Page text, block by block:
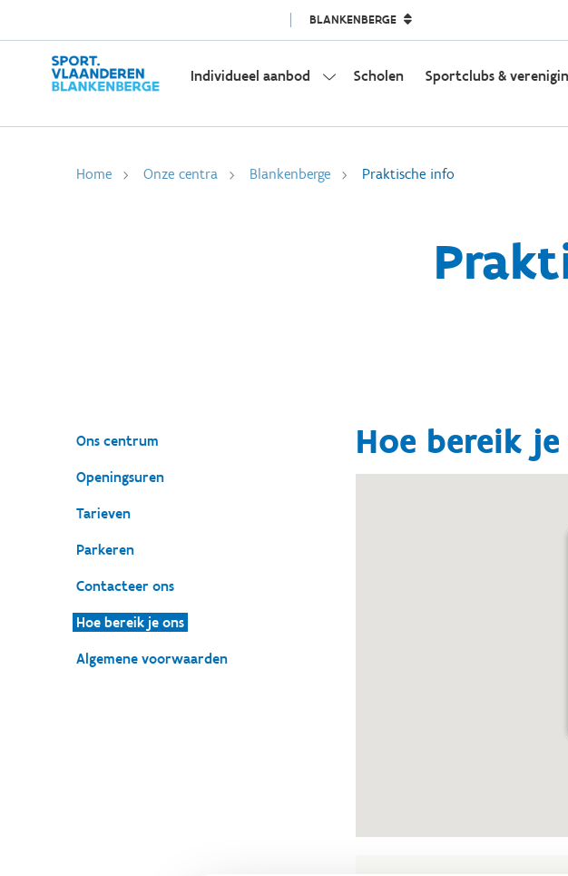
BLANKENBERGE
Individueel aanbod Scholen Sportclubs &
Home Onze centra Blankenberge Praktische info
Ons centrum
Openingsuren
Tarieven
Parkeren
Contacteer ons
Hoe bereik je ons
Algemene voorwaarden
Hoe bereik